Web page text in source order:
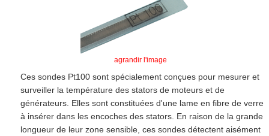
agrandir l'image
Ces sondes Pt100 sont spécialement conçues pour mesurer et
surveiller la température des stators de moteurs et de
générateurs. Elles sont constituées d'une lame en fibre de verre
à insérer dans les encoches des stators. En raison de la grande
longueur de leur zone sensible, ces sondes détectent aisément